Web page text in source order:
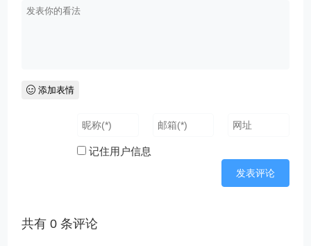
添加表情
记住用户信息
共有0 条评论